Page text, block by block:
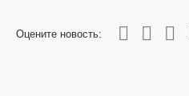
Оцените новость:
0
1 3 4 5